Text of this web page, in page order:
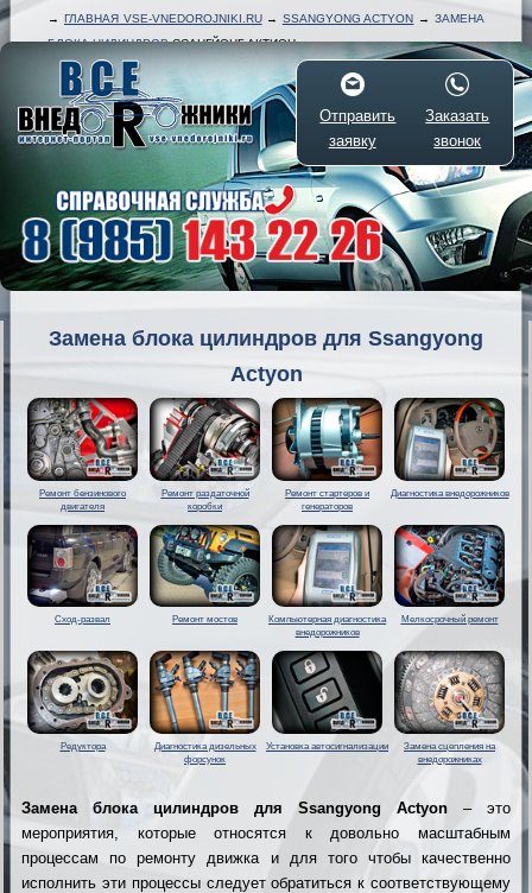
→ ГЛАВНАЯ VSE-VNEDOROJNIKI.RU→ SSANGYONG ACTYON → ЗАМЕНА
БЛОКА ЦИЛИНДРОВССАНГЙОНГ АКТИОН
Отправить
заявку
Заказать
звонок
Замена блока цилиндров для Ssangyong
Actyon
Ремонт бензинового
двигателя
Ремонт раздаточной
коробки
Ремонт стартеров и
генераторов
Диагностика внедорожников
Сход-развал Ремонт мостов
Компьютерная диагностика
внедорожников
Мелкосрочный ремонт
Редуктора
Диагностика дизельных
форсунок
Установка автосигнализации
Замена сцепления на
внедорожниках
Замена блока цилиндров для Ssangyong Actyon – это
мероприятия, которые относятся к довольно масштабным
процессам по ремонту движка и для того чтобы качественно
исполнить эти процессы следует обратиться к соответствующему